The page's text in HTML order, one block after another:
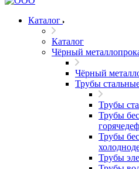
Каталог
Каталог
Чёрный
Чёрный
Трубы
Трубы
Трубы
Трубы
Трубы